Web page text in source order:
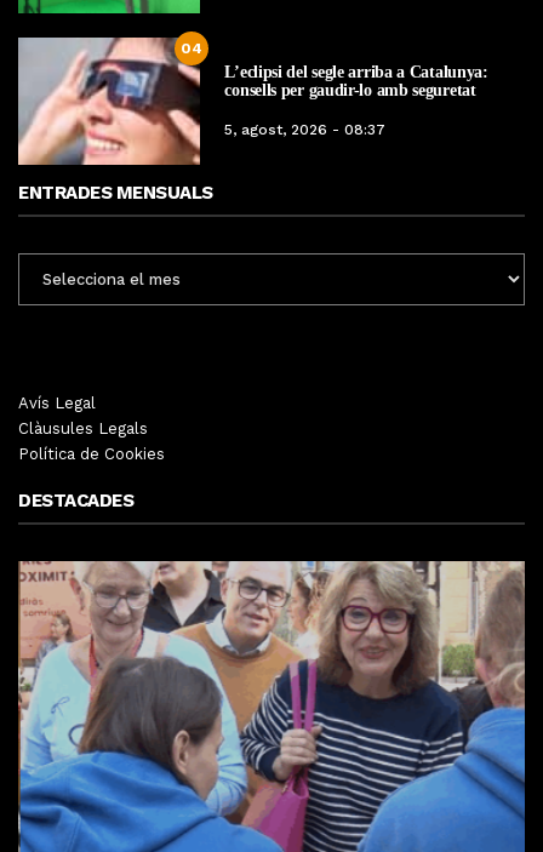
04
L’eclipsi del segle arriba a Catalunya:
consells per gaudir-lo amb seguretat
5, agost, 2026 - 08:37
ENTRADES MENSUALS
MENSUALS
Avís Legal
Clàusules Legals
Política de Cookies
DESTACADES